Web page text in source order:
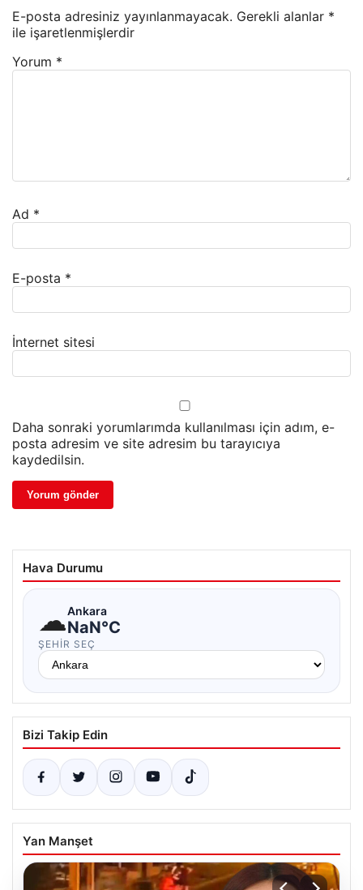
E-posta adresiniz yayınlanmayacak. Gerekli alanlar *
ile işaretlenmişlerdir
Yorum *
Ad *
E-posta *
İnternet sitesi
Daha sonraki yorumlarımda kullanılması için adım, e-
posta adresim ve site adresim bu tarayıcıya
kaydedilsin.
Hava Durumu
☁Ankara
NaN°C
ŞEHIR SEÇ
Bizi Takip Edin
Yan Manşet